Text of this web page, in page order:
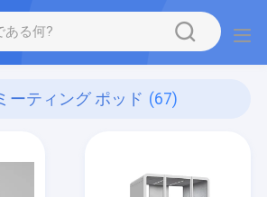
ーティング ポッド (67)